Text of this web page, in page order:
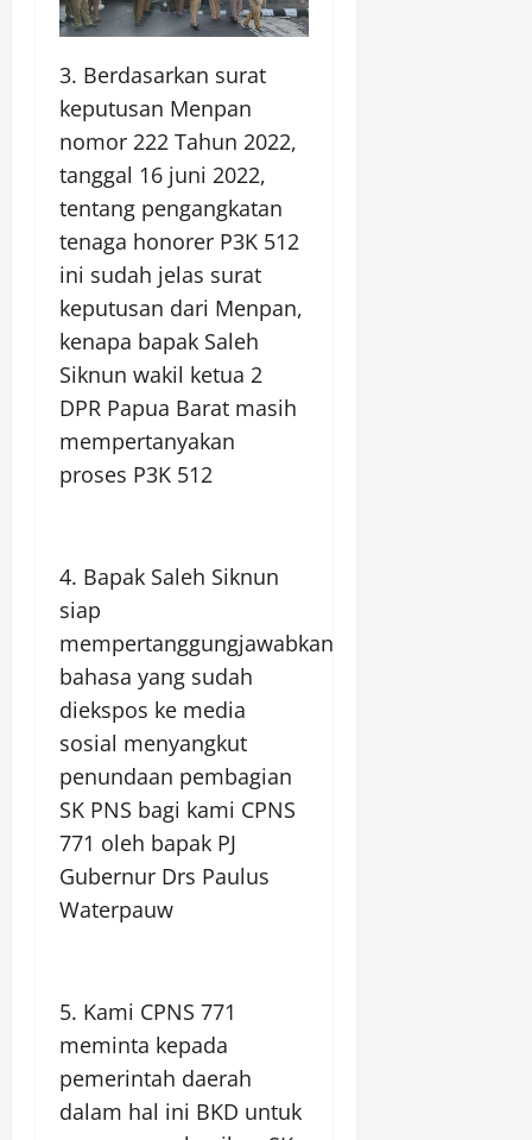
3. Berdasarkan surat
keputusan Menpan
nomor 222 Tahun 2022,
tanggal 16 juni 2022,
tentang pengangkatan
tenaga honorer P3K 512
ini sudah jelas surat
keputusan dari Menpan,
kenapa bapak Saleh
Siknun wakil ketua 2
DPR Papua Barat masih
mempertanyakan
proses P3K 512
4. Bapak Saleh Siknun
siap
mempertanggungjawabkan
bahasa yang sudah
diekspos ke media
sosial menyangkut
penundaan pembagian
SK PNS bagi kami CPNS
771 oleh bapak PJ
Gubernur Drs Paulus
Waterpauw
5. Kami CPNS 771
meminta kepada
pemerintah daerah
dalam hal ini BKD untuk